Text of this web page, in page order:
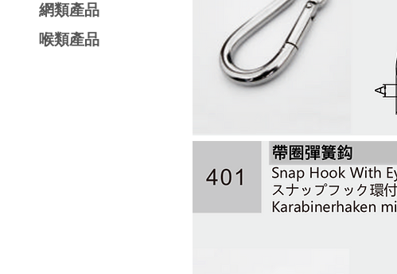
​網類產品
​喉類產品